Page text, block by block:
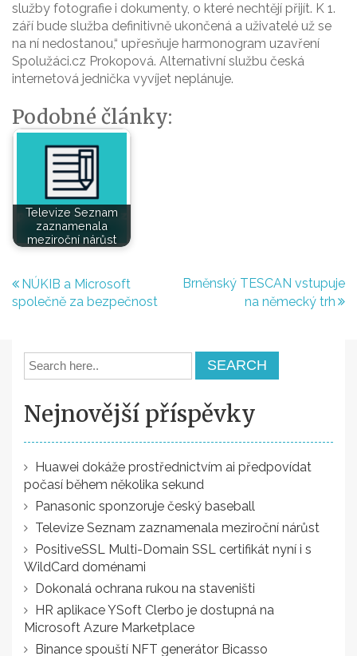
služby fotografie i dokumenty, o které nechtějí přijít. K 1.
září bude služba definitivně ukončená a uživatelé už se
na ní nedostanou,“ upřesňuje harmonogram uzavření
Spolužáci.cz Prokopová. Alternativní službu česká
internetová jednička vyvíjet neplánuje.
Podobné články:
Televize Seznam
zaznamenala
meziroční nárůst
Navigace
pro
NÚKIB a Microsoft
společně za bezpečnost
Brněnský TESCAN vstupuje
na německý trh
Nejnovější příspěvky
Huawei dokáže prostřednictvím ai předpovídat
počasí během několika sekund
Panasonic sponzoruje český baseball
Televize Seznam zaznamenala meziroční nárůst
PositiveSSL Multi-Domain SSL certifikát nyní i s
WildCard doménami
Dokonalá ochrana rukou na staveništi
HR aplikace YSoft Clerbo je dostupná na
Microsoft Azure Marketplace
Binance spouští NFT generátor Bicasso